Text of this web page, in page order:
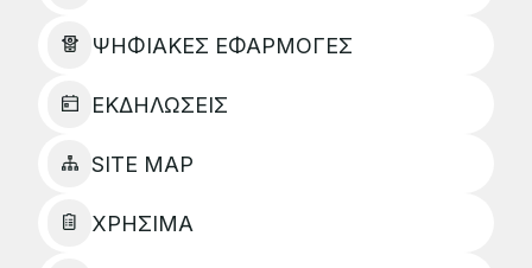
ΨΗΦΙΑΚΕΣ ΕΦΑΡΜΟΓΕΣ
ΕΚΔΗΛΩΣΕΙΣ
SITE MAP
ΧΡΗΣΙΜΑ